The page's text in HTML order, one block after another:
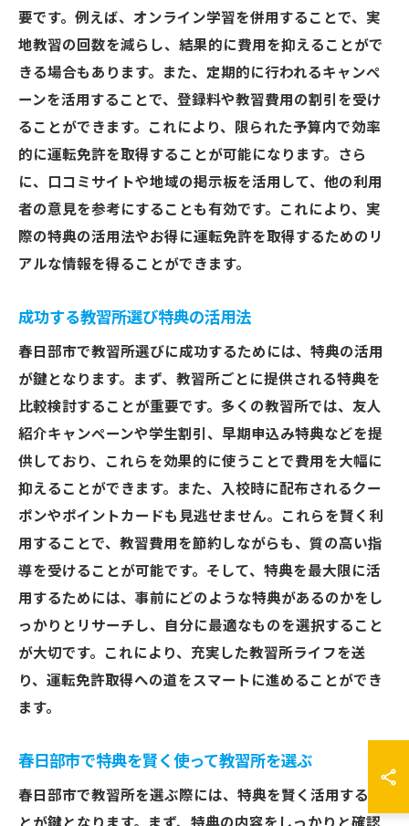
要です。例えば、オンライン学習を併用することで、実
地教習の回数を減らし、結果的に費用を抑えることがで
きる場合もあります。また、定期的に行われるキャンペ
ーンを活用することで、登録料や教習費用の割引を受け
ることができます。これにより、限られた予算内で効率
的に運転免許を取得することが可能になります。さら
に、口コミサイトや地域の掲示板を活用して、他の利用
者の意見を参考にすることも有効です。これにより、実
際の特典の活用法やお得に運転免許を取得するためのリ
アルな情報を得ることができます。
成功する教習所選び特典の活用法
春日部市で教習所選びに成功するためには、特典の活用
が鍵となります。まず、教習所ごとに提供される特典を
比較検討することが重要です。多くの教習所では、友人
紹介キャンペーンや学生割引、早期申込み特典などを提
供しており、これらを効果的に使うことで費用を大幅に
抑えることができます。また、入校時に配布されるクー
ポンやポイントカードも見逃せません。これらを賢く利
用することで、教習費用を節約しながらも、質の高い指
導を受けることが可能です。そして、特典を最大限に活
用するためには、事前にどのような特典があるのかをし
っかりとリサーチし、自分に最適なものを選択すること
が大切です。これにより、充実した教習所ライフを送
り、運転免許取得への道をスマートに進めることができ
ます。
春日部市で特典を賢く使って教習所を選ぶ
春日部市で教習所を選ぶ際には、特典を賢く活用するこ